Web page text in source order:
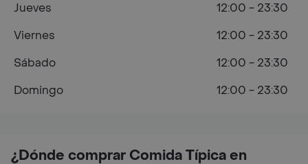
¿Dónde comprar Comida Típica en
Jueves
12:00 - 23:30
Viernes
12:00 - 23:30
Sábado
12:00 - 23:30
Domingo
12:00 - 23:30